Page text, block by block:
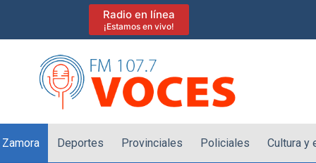
Radio en línea
¡Estamos en vivo!
Deportes Provinciales Policiales Cultura y